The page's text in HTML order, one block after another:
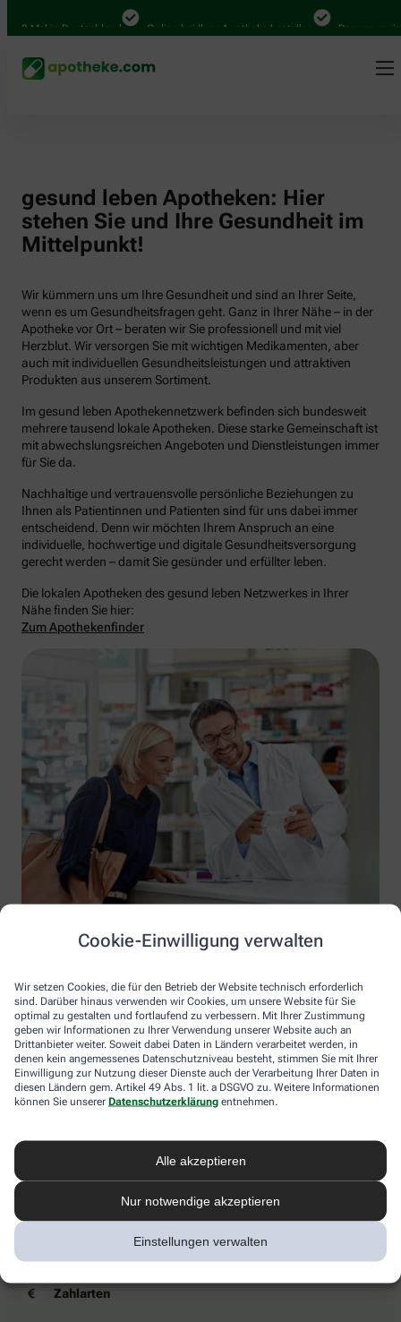
Cookie-Einwilligung verwalten
Wir setzen Cookies, die für den Betrieb der Website technisch erforderlich
sind. Darüber hinaus verwenden wir Cookies, um unsere Website für Sie
optimal zu gestalten und fortlaufend zu verbessern. Mit Ihrer Zustimmung
geben wir Informationen zu Ihrer Verwendung unserer Website auch an
Drittanbieter weiter. Soweit dabei Daten in Ländern verarbeitet werden, in
denen kein angemessenes Datenschutzniveau besteht, stimmen Sie mit Ihrer
Einwilligung zur Nutzung dieser Dienste auch der Verarbeitung Ihrer Daten in
diesen Ländern gem. Artikel 49 Abs. 1 lit. a DSGVO zu. Weitere Informationen
können Sie unserer Datenschutzerklärung entnehmen.
Alle akzeptieren
Nur notwendige akzeptieren
Einstellungen verwalten
Mal in Deutschland Online bei Ihrer Apotheke bestellen Bequem
gesund leben Apotheken: Hier
stehen Sie und Ihre Gesundheit im
Mittelpunkt!
Wir kümmern uns um Ihre Gesundheit und sind an Ihrer Seite,
wenn es um Gesundheitsfragen geht. Ganz in Ihrer Nähe – in der
Apotheke vor Ort – beraten wir Sie professionell und mit viel
Herzblut. Wir versorgen Sie mit wichtigen Medikamenten, aber
auch mit individuellen Gesundheitsleistungen und attraktiven
Produkten aus unserem Sortiment.
Im gesund leben Apothekennetzwerk befinden sich bundesweit
mehrere tausend lokale Apotheken. Diese starke Gemeinschaft ist
mit abwechslungsreichen Angeboten und Dienstleistungen immer
für Sie da.
Nachhaltige und vertrauensvolle persönliche Beziehungen zu
Ihnen als Patientinnen und Patienten sind für uns dabei immer
entscheidend. Denn wir möchten Ihrem Anspruch an eine
individuelle, hochwertige und digitale Gesundheitsversorgung
gerecht werden – damit Sie gesünder und erfüllter leben.
Die lokalen Apotheken des gesund leben Netzwerkes in Ihrer
Nähe finden Sie hier:
Zum Apothekenfinder
Information der Eulen Apotheke
Eulen Apotheke
Inhaber: Dr. Volker Krainbring
25451 Quickborn
Kontaktieren Sie uns direkt.
Zahlarten